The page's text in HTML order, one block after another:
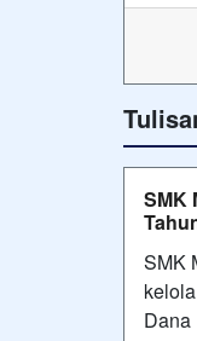
SMK
SMK
Dana